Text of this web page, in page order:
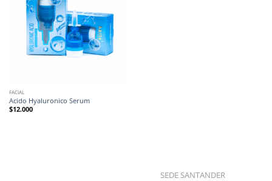
FACIAL
Acido Hyaluronico Serum
$12.000
SEDE SANTANDER